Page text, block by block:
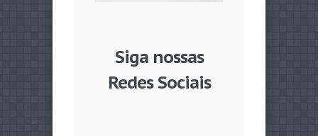
Siga nossas
Redes Sociais